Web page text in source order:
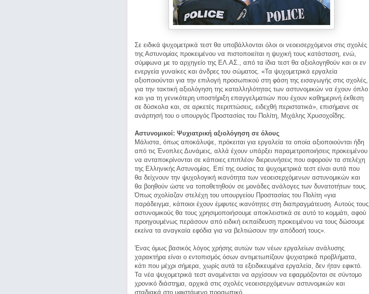
Σε ειδικά ψυχομετρικά τεστ θα υποβάλλονται όλοι οι νεοεισερχόμενοι στις σχολές
της Αστυνομίας προκειμένου να πιστοποιείται η ψυχική τους κατάσταση, ενώ,
σύμφωνα με το αρχηγείο της ΕΛ.ΑΣ., από τα ίδια τεστ θα αξιολογηθούν και οι εν
ενεργεία γυναίκες και άνδρες του σώματος. «Τα ψυχομετρικά εργαλεία
αξιοποιούνται για την επιλογή προσωπικού στη φάση της εισαγωγής στις σχολές,
για την τακτική αξιολόγηση της καταλληλότητας των αστυνομικών να έχουν όπλο
και για τη γενικότερη υποστήριξη επαγγελματιών που έχουν καθημερινή έκθεση
σε δύσκολα και, σε αρκετές περιπτώσεις, ειδεχθή περιστατικά», επισήμανε σε
ανάρτησή του ο υπουργός Προστασίας του Πολίτη, Μιχάλης Χρυσοχοΐδης.
Αστυνομικοί: Ψυχιατρική αξιολόγηση σε όλους
Μάλιστα, όπως αποκάλυψε, πρόκειται για εργαλεία τα οποία αξιοποιούνται ήδη
από τις Ένοπλες Δυνάμεις, αλλά έχουν υπάρξει παραμετροποιήσεις προκειμένου
να ανταποκρίνονται σε κάποιες επιπλέον διερευνήσεις που αφορούν τα στελέχη
της Ελληνικής Αστυνομίας. Επί της ουσίας τα ψυχομετρικά τεστ είναι αυτά που
θα δείχνουν την ψυχολογική ικανότητα των νεοεισερχόμενων αστυνομικών και
θα βοηθούν ώστε να τοποθετηθούν σε μονάδες ανάλογες των δυνατοτήτων τους.
Όπως σχολίαζαν στελέχη του υπουργείου Προστασίας του Πολίτη «για
παράδειγμα, κάποιοι έχουν έμφυτες ικανότητες στη διαπραγμάτευση. Αυτούς τους
αστυνομικούς θα τους χρησιμοποιήσουμε αποκλειστικά σε αυτό το κομμάτι, αφού
προηγουμένως περάσουν από ειδική εκπαίδευση προκειμένου να τους δώσουμε
εκείνα τα αναγκαία εφόδια για να βελτιώσουν την απόδοσή τους».
Ένας όμως βασικός λόγος χρήσης αυτών των νέων εργαλείων ανάλυσης
χαρακτήρα είναι ο εντοπισμός όσων αντιμετωπίζουν ψυχιατρικά προβλήματα,
κάτι που μέχρι σήμερα, χωρίς αυτά τα εξειδικευμένα εργαλεία, δεν ήταν εφικτό.
Τα νέα ψυχομετρικά τεστ αναμένεται να αρχίσουν να εφαρμόζονται σε σύντομο
χρονικό διάστημα, αρχικά στις σχολές νεοεισερχόμενων αστυνομικών και
σταδιακά στο υφιστάμενο προσωπικό.